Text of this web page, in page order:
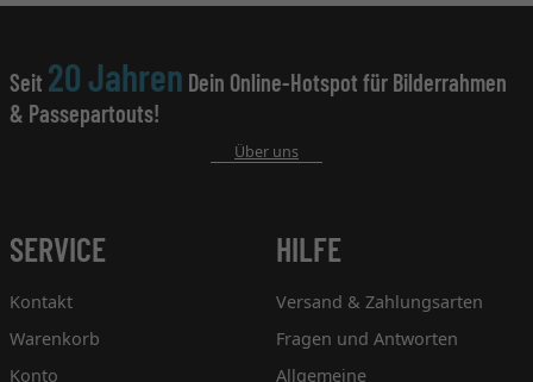
Seit 20 Jahren Dein Online-Hotspot für Bilderrahmen
& Passepartouts!
Über uns
SERVICE
Kontakt
Warenkorb
Konto
HILFE
Versand & Zahlungsarten
Fragen und Antworten
Allgemeine